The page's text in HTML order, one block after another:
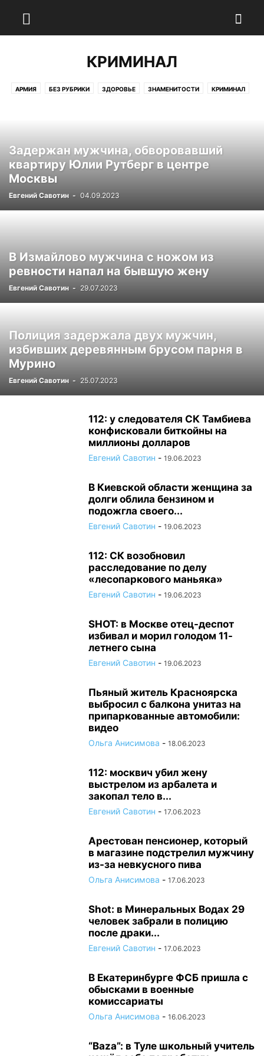
КРИМИНАЛ
АРМИЯ БЕЗ РУБРИКИ ЗДОРОВЬЕ ЗНАМЕНИТОСТИ КРИМИНАЛ
Задержан мужчина, обворовавший
квартиру Юлии Рутберг в центре
Москвы
Евгений Савотин - 04.09.2023
В Измайлово мужчина с ножом из
ревности напал на бывшую жену
Евгений Савотин - 29.07.2023
Полиция задержала двух мужчин,
избивших деревянным брусом парня в
Мурино
Евгений Савотин - 25.07.2023
112: у следователя СК Тамбиева
конфисковали биткойны на
миллионы долларов
Евгений Савотин - 19.06.2023
В Киевской области женщина за
долги облила бензином и
подожгла своего...
Евгений Савотин - 19.06.2023
112: СК возобновил
расследование по делу
«лесопаркового маньяка»
Евгений Савотин - 19.06.2023
SHOT: в Москве отец-деспот
избивал и морил голодом 11-
летнего сына
Евгений Савотин - 19.06.2023
Пьяный житель Красноярска
выбросил с балкона унитаз на
припаркованные автомобили:
видео
Ольга Анисимова - 18.06.2023
112: москвич убил жену
выстрелом из арбалета и
закопал тело в...
Евгений Савотин - 17.06.2023
Арестован пенсионер, который
в магазине подстрелил мужчину
из-за невкусного пива
Ольга Анисимова - 17.06.2023
Shot: в Минеральных Водах 29
человек забрали в полицию
после драки...
Евгений Савотин - 17.06.2023
В Екатеринбурге ФСБ пришла с
обысками в военные
комиссариаты
Ольга Анисимова - 16.06.2023
“Baza”: в Туле школьный учитель